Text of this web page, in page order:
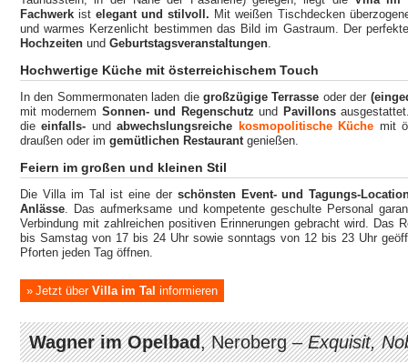
Fachwerk ist elegant und stilvoll. Mit weißen Tischdecken
und warmes Kerzenlicht bestimmen das Bild im Gastraum. Der
Hochzeiten und Geburtstagsveranstaltungen.
Hochwertige Küche mit österreichischem Touch
In den Sommermonaten laden diegroßzügige Terrasse oder der
mit modernem Sonnen- und Regenschutz und Pavillons
die einfalls- und abwechslungsreiche kosmopolitische Küche mit
draußen oder im gemütlichen Restaurant genießen.
Feiern im großen und kleinen Stil
Die Villa im Tal ist eine der schönsten Event- und Tagungs-
Anlässe. Das aufmerksame und kompetente geschulte Personal
Verbindung mit zahlreichen positiven Erinnerungen gebracht wird. Das
bis Samstag von 17 bis 24 Uhr sowie sonntags von 12 bis 23 Uhr
Pforten jeden Tag öffnen.
Jetzt über Villa im Tal informieren
Wagner im Opelbad, Neroberg –Exquisit,